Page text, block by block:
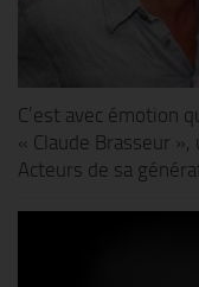
C’est avec émotion
« Claude Brasseur
Acteurs de sa